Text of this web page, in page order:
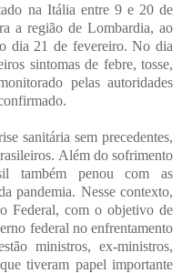
na Itália entre 9 e 20 de
a região de Lombardia, ao
dia 21 de fevereiro. No dia
sintomas de febre, tosse,
pelas autoridades
sanitária sem precedentes,
Além do sofrimento
também penou com as
pandemia. Nesse contexto,
Federal, com o objetivo de
federal no enfrentamento
ministros, ex-ministros,
tiveram papel importante